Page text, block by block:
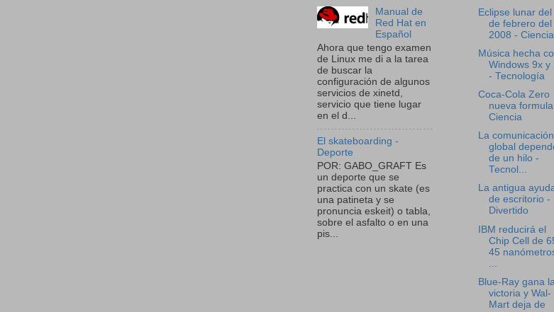
Manual de
Red Hat en
Español
Ahora que tengo examen
de Linux me di a la tarea
de buscar la
configuración de algunos
servicios de xinetd,
servicio que tiene lugar
en el d...
El skateboarding -
Deporte
POR: GABO_GRAFT Es
un deporte que se
practica con un skate (es
una patineta y se
pronuncia eskeit) o tabla,
sobre el asfalto o en una
pis...
Eclipse lunar del
de febrero del
2008 - Ciencia
Música hecha
Windows 9x y
- Tecnología
Coca-Cola Zero
nueva
Ciencia
La comunicación
global
de un hilo -
Tecnol...
La antigua
de escritorio -
Divertido
IBM reducirá el
Chip Cell de
45
Blue-Ray gana
victoria y Wal-
Mart deja de